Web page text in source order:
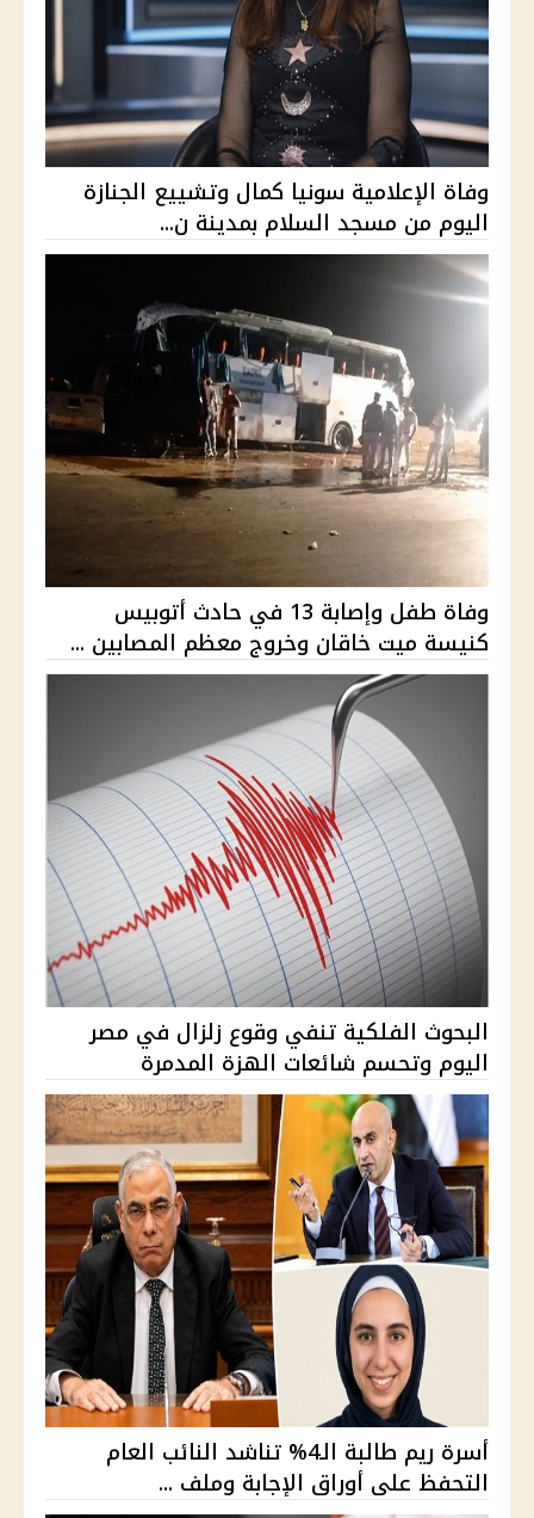
وفاة الإعلامية سونيا كمال وتشييع الجنازة
اليوم من مسجد السلام بمدينة ن...
وفاة طفل وإصابة 13 في حادث أتوبيس
كنيسة ميت خاقان وخروج معظم المصابين ...
البحوث الفلكية تنفي وقوع زلزال في مصر
اليوم وتحسم شائعات الهزة المدمرة
أسرة ريم طالبة الـ4% تناشد النائب العام
التحفظ على أوراق الإجابة وملف ...